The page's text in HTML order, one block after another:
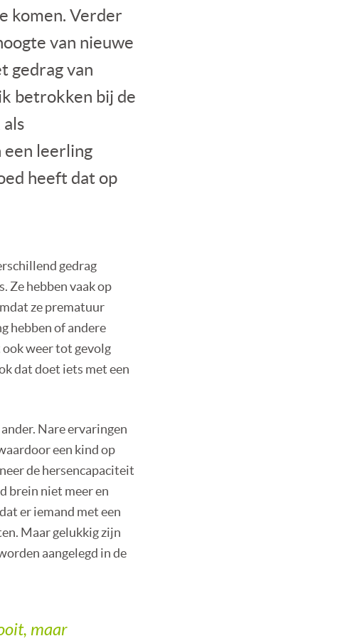
komen. Verder
van nieuwe
gedrag van
betrokken bij de
een leerling
heeft dat op
gedrag
Ze hebben vaak op
ze prematuur
hebben of andere
ook weer tot gevolg
dat doet iets met een
Nare ervaringen
een kind op
de hersencapaciteit
brein niet meer en
er iemand met een
Maar gelukkig zijn
aangelegd in de
maar